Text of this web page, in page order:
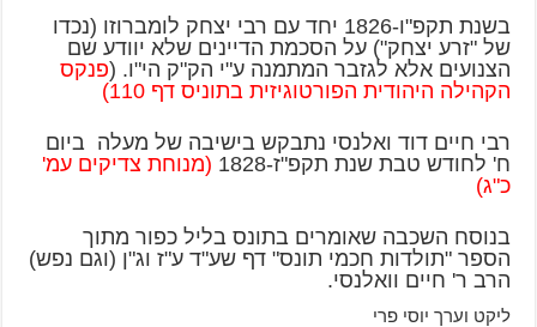
בשנת תקפ"ו-1826 יחד עם רבי יצחק לומברוזו (נכדו
של "זרע יצחק") על הסכמת הדיינים שלא יוודע שם
הצנועים אלא לגזבר המתמנה ע"י הק"ק הי"ו. (פנקס
הקהילה היהודית הפורטוגיזית בתוניס דף 110)
רבי חיים דוד ואלנסי נתבקש בישיבה של מעלה ביום
ח' לחודש טבת שנת תקפ"ז-1828
(מנוחת צדיקים עמ'
כ"ג)
בנוסח השכבה שאומרים בתונס בליל כפור מתוך
הספר "תולדות חכמי תונס" דף שע"ד ע"ז וג"ן (וגם נפש)
הרב ר' חיים וואלנסי.
ליקט וערך יוסי פרי